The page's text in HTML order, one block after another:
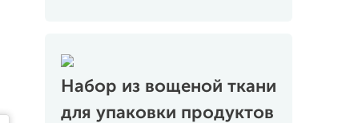
Набор из вощеной ткани
для упаковки продуктов